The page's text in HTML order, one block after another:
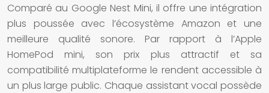
Comparé au Google Nest Mini, il offre une intégration
plus poussée avec l’écosystème Amazon et une
meilleure qualité sonore. Par rapport à l’Apple
HomePod mini, son prix plus attractif et sa
compatibilité multiplateforme le rendent accessible à
un plus large public. Chaque assistant vocal possède